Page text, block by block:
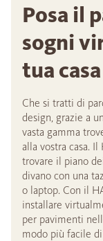
Posa il
sogni
tua
Che si tratti di
design, grazie a
vasta gamma
alla vostra casa.
trovare il piano
divano con una
o laptop. Con il
installare
per pavimenti
modo più facile